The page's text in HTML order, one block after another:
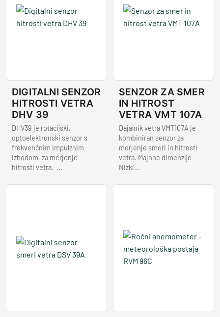
DIGITALNI SENZOR
HITROSTI VETRA
DHV 39
DHV39 je rotacijski,
optoelektronski senzor s
frekvenčnim impulznim
izhodom, za merjenje
hitrosti vetra. ...
SENZOR ZA SMER
IN HITROST
VETRA VMT 107A
Dajalnik vetra VMT107A je
kombiniran senzor za
merjenje smeri in hitrosti
vetra. Majhne dimenzije
Nizki...